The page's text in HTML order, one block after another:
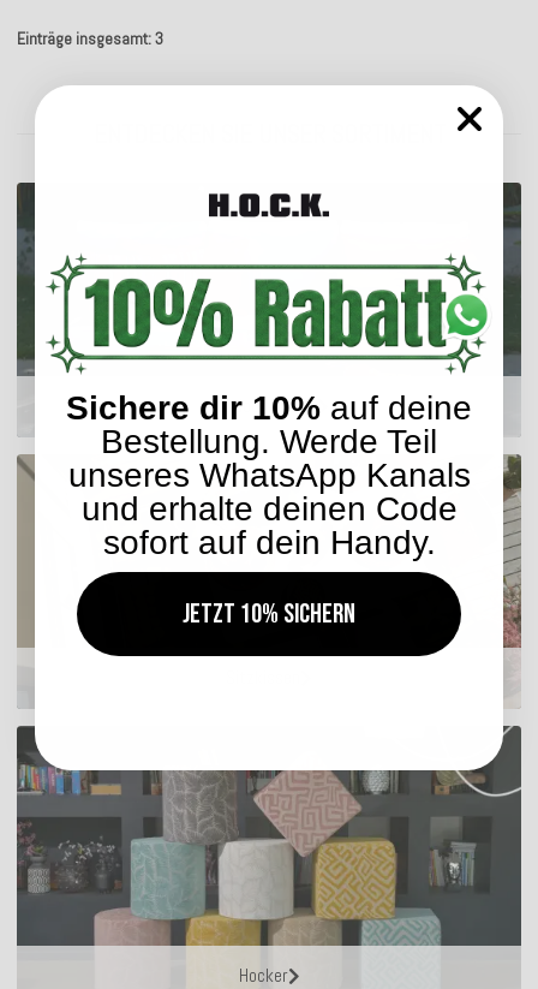
Einträge insgesamt: 3
Outdoor Kissen
Hocker
Sichere dir 10% auf deine
Bestellung. Werde Teil
unseres WhatsApp Kanals
und erhalte deinen Code
sofort auf dein Handy.
Jetzt 10% sichern